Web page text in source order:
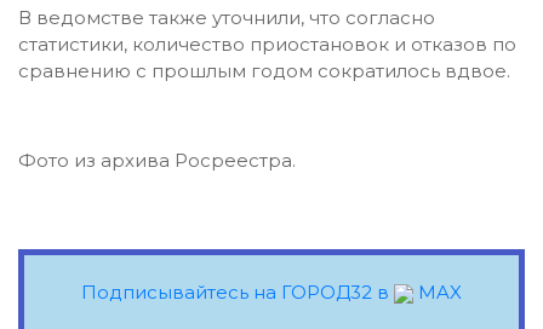
В ведомстве также уточнили, что согласно
статистики, количество приостановок и отказов по
сравнению с прошлым годом сократилось вдвое.
Фото из архива Росреестра.
Подписывайтесь на ГОРОД32 в MAX